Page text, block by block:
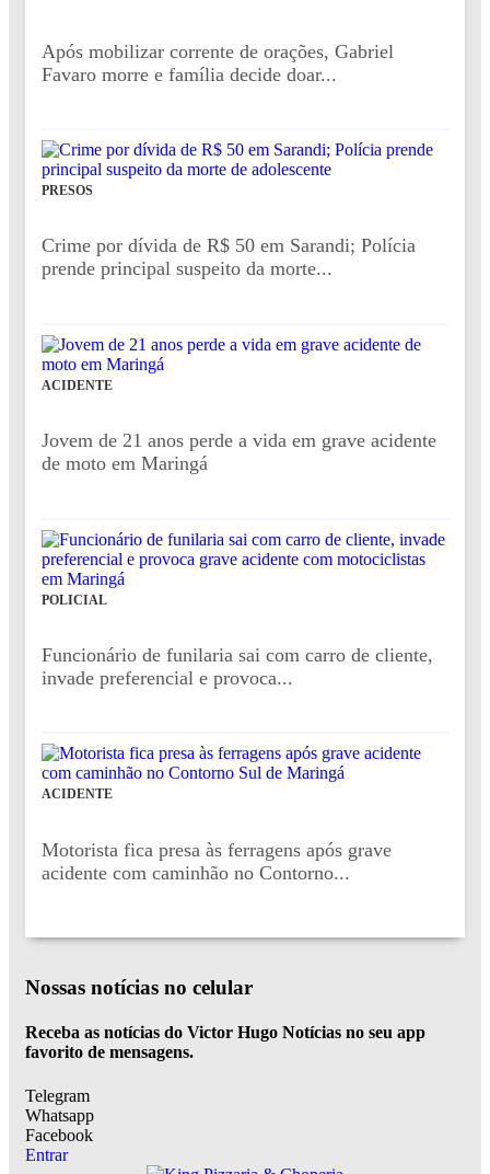
Após mobilizar corrente de orações, Gabriel
Favaro morre e família decide doar...
PRESOS
Crime por dívida de R$ 50 em Sarandi; Polícia
prende principal suspeito da morte...
ACIDENTE
Jovem de 21 anos perde a vida em grave acidente
de moto em Maringá
POLICIAL
Funcionário de funilaria sai com carro de cliente,
invade preferencial e provoca...
ACIDENTE
Motorista fica presa às ferragens após grave
acidente com caminhão no Contorno...
Nossas notícias no celular
Receba as notícias do Victor Hugo Notícias no seu app
favorito de mensagens.
Telegram
Whatsapp
Facebook
Entrar